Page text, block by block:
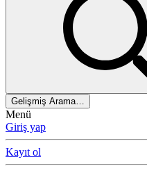
Gelişmiş Arama…
Menü
Giriş yap
Kayıt ol